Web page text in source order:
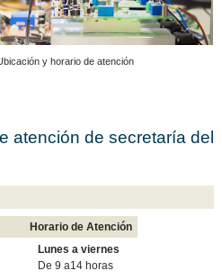
y horario de atención
atención de secretaría del
Horario de Atención
Lunes a viernes
De 9 a14 horas